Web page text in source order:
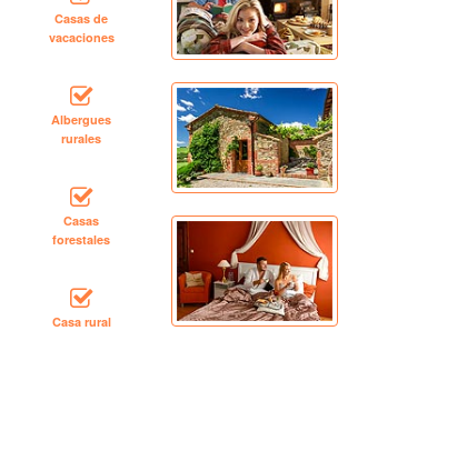
Casas de
vacaciones
Albergues
rurales
Casas
forestales
Casa rural